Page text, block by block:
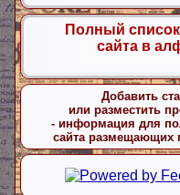
Полный
сайта в
Добавить
или разместить
- информация для
сайта размещающих